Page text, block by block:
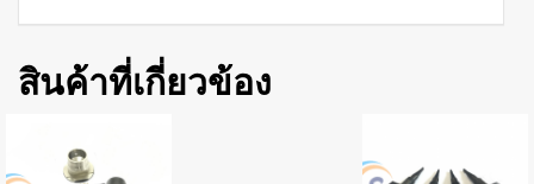
สินค้าที่เกี่ยวข้อง